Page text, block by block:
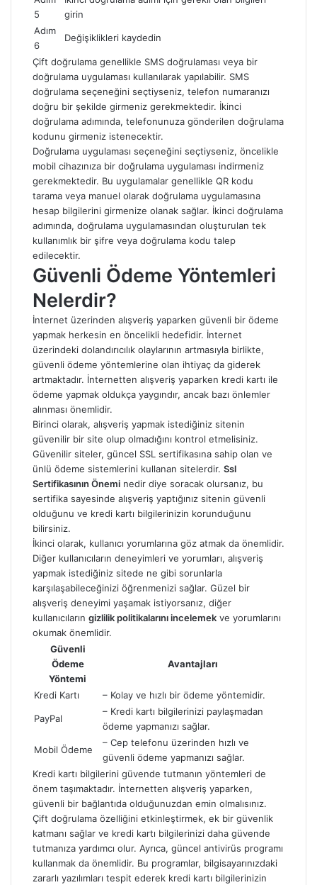
5
girin
Adım
6
Değişiklikleri kaydedin
Çift doğrulama genellikle SMS doğrulaması veya bir
doğrulama uygulaması kullanılarak yapılabilir. SMS
doğrulama seçeneğini seçtiyseniz, telefon numaranızı
doğru bir şekilde girmeniz gerekmektedir. İkinci
doğrulama adımında, telefonunuza gönderilen doğrulama
kodunu girmeniz istenecektir.
Doğrulama uygulaması seçeneğini seçtiyseniz, öncelikle
mobil cihazınıza bir doğrulama uygulaması indirmeniz
gerekmektedir. Bu uygulamalar genellikle QR kodu
tarama veya manuel olarak doğrulama uygulamasına
hesap bilgilerini girmenize olanak sağlar. İkinci doğrulama
adımında, doğrulama uygulamasından oluşturulan tek
kullanımlık bir şifre veya doğrulama kodu talep
edilecektir.
Güvenli Ödeme Yöntemleri
Nelerdir?
İnternet üzerinden alışveriş yaparken güvenli bir ödeme
yapmak herkesin en öncelikli hedefidir. İnternet
üzerindeki dolandırıcılık olaylarının artmasıyla birlikte,
güvenli ödeme yöntemlerine olan ihtiyaç da giderek
artmaktadır. İnternetten alışveriş yaparken kredi kartı ile
ödeme yapmak oldukça yaygındır, ancak bazı önlemler
alınması önemlidir.
Birinci olarak, alışveriş yapmak istediğiniz sitenin
güvenilir bir site olup olmadığını kontrol etmelisiniz.
Güvenilir siteler, güncel SSL sertifikasına sahip olan ve
ünlü ödeme sistemlerini kullanan sitelerdir. Ssl
Sertifikasının Önemi nedir diye soracak olursanız, bu
sertifika sayesinde alışveriş yaptığınız sitenin güvenli
olduğunu ve kredi kartı bilgilerinizin korunduğunu
bilirsiniz.
İkinci olarak, kullanıcı yorumlarına göz atmak da önemlidir.
Diğer kullanıcıların deneyimleri ve yorumları, alışveriş
yapmak istediğiniz sitede ne gibi sorunlarla
karşılaşabileceğinizi öğrenmenizi sağlar. Güzel bir
alışveriş deneyimi yaşamak istiyorsanız, diğer
kullanıcıların gizlilik politikalarını incelemek ve yorumlarını
okumak önemlidir.
Güvenli
Ödeme
Yöntemi
Avantajları
Kredi Kartı – Kolay ve hızlı bir ödeme yöntemidir.
PayPal
– Kredi kartı bilgilerinizi paylaşmadan
ödeme yapmanızı sağlar.
Mobil Ödeme
– Cep telefonu üzerinden hızlı ve
güvenli ödeme yapmanızı sağlar.
Kredi kartı bilgilerini güvende tutmanın yöntemleri de
önem taşımaktadır. İnternetten alışveriş yaparken,
güvenli bir bağlantıda olduğunuzdan emin olmalısınız.
Çift doğrulama özelliğini etkinleştirmek, ek bir güvenlik
katmanı sağlar ve kredi kartı bilgilerinizi daha güvende
tutmanıza yardımcı olur. Ayrıca, güncel antivirüs programı
kullanmak da önemlidir. Bu programlar, bilgisayarınızdaki
zararlı yazılımları tespit ederek kredi kartı bilgilerinizin